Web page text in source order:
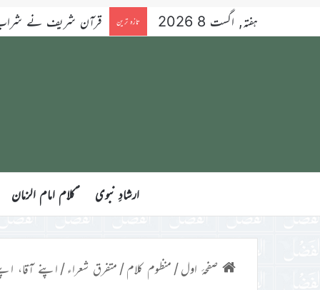
ہفتہ, اگست 8 2026 تازہ ترین قرآن شریف نے شراب
ارشادِ نبوی ؑکلام امام الزمان
صفحۂ اول/ منظوم کلام/ متفرق شعراء/ اپنے آقا،